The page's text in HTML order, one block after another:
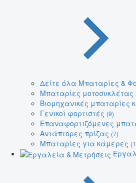
Δείτε όλα Μπαταρίες &
Μπαταρίες μοτοσυκλέτας
Βιομηχανικές μπαταρίες
Γενικοί φορτιστές (9)
Επαναφορτιζόμενες
Αντάπτορες πρίζας (7)
Μπαταρίες για κάμερες